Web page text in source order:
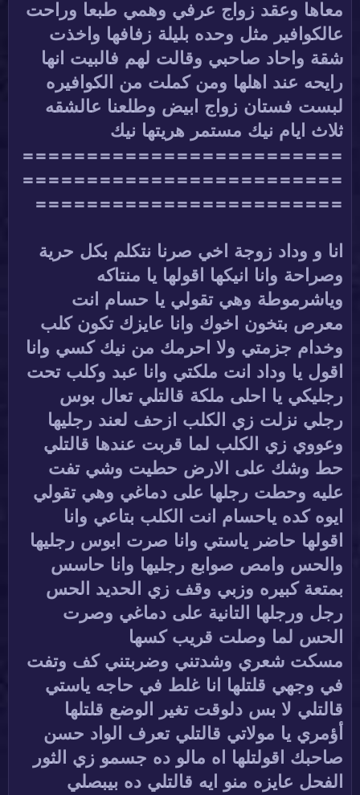
معاها وعقد زواج عرفي وهمي طبعا وراحت
عالكوافير مثل وحده بليلة زفافها واخذت
شقة واحاد صاحبي وقالت لهم فالبيت انها
رايحه عند اهلها ومن كملت من الكوافيره
لبست فستان زواج ابيض وطلعنا عالشقه
ثلاث ايام نيك مستمر هريتها نيك
=========================
=========================
========================
انا و وداد زوجة اخي صرنا نتكلم بكل حرية
وصراحة وانا انيكها اقولها يا منتاكه
وياشرموطة وهي تقولي يا حسام انت
معرص بتخون اخوك وانا عايزك تكون كلب
وخدام جزمتي ولا احرمك من نيك كسي وانا
اقول يا وداد انت ملكتي وانا عبد وكلب تحت
رجليكي يا احلى ملكة قالتلي تعال بوس
رجلي نزلت زي الكلب ازحف لعند رجليها
وعووي زي الكلب لما قربت عندها قالتلي
حط وشك على الارض حطيت وشي تفت
عليه وحطت رجلها على دماغي وهي تقولي
ايوه كده ياحسام انت الكلب بتاعي وانا
اقولها حاضر ياستي وانا صرت ابوس رجليها
والحس وامص صوابع رجليها وانا حاسس
بمتعة كبيره وزبي وقف زي الحديد الحس
رجل ورجلها التانية على دماغي وصرت
الحس لما وصلت قريب كسها
مسكت شعري وشدتني وضربتني كف وتفت
في وجهي قلتلها انا غلط في حاجه ياستي
قالتلي لا بس دلوقت تغير الوضع قلتلها
أؤمري يا مولاتي قالتلي تعرف الواد حسن
صاحبك اقولتلها اه مالو ده جسمو زي الثور
الفحل عايزه منو ايه قالتلي ده بيبصلي